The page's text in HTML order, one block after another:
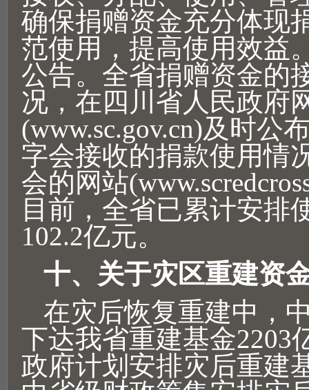
确保捐赠资金充分体现
范使用，提高使用效益
公告。全省捐赠资金的
况，在四川省人民政府
(www.sc.gov.cn)及时公
字会接收的捐款使用情
会的网站
目前，全省已累计安排
102.2亿元。
十、关于灾区重建资
在灾后恢复重建中，
下达我省重建基金2203
政府计划安排灾后重建